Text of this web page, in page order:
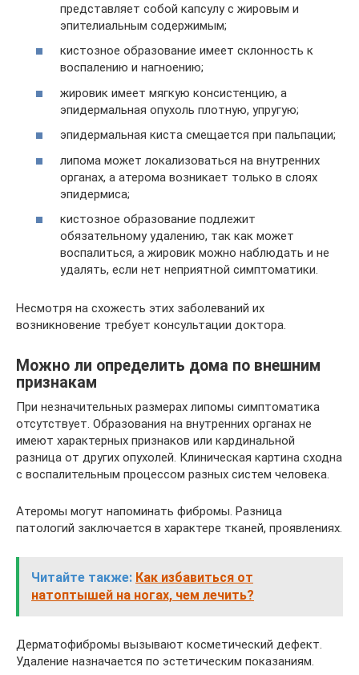
представляет собой капсулу с жировым и
эпителиальным содержимым;
кистозное образование имеет склонность к
воспалению и нагноению;
жировик имеет мягкую консистенцию, а
эпидермальная опухоль плотную, упругую;
эпидермальная киста смещается при пальпации;
липома может локализоваться на внутренних
органах, а атерома возникает только в слоях
эпидермиса;
кистозное образование подлежит
обязательному удалению, так как может
воспалиться, а жировик можно наблюдать и не
удалять, если нет неприятной симптоматики.
Несмотря на схожесть этих заболеваний их
возникновение требует консультации доктора.
Можно ли определить дома по внешним
признакам
При незначительных размерах липомы симптоматика
отсутствует. Образования на внутренних органах не
имеют характерных признаков или кардинальной
разница от других опухолей. Клиническая картина сходна
с воспалительным процессом разных систем человека.
Атеромы могут напоминать фибромы. Разница
патологий заключается в характере тканей, проявлениях.
Читайте также: Как избавиться от
натоптышей на ногах, чем лечить?
Дерматофибромы вызывают косметический дефект.
Удаление назначается по эстетическим показаниям.